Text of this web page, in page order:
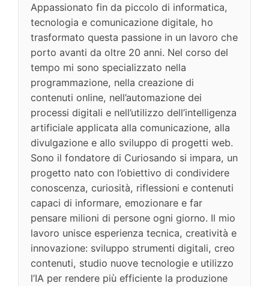
Appassionato fin da piccolo di informatica,
tecnologia e comunicazione digitale, ho
trasformato questa passione in un lavoro che
porto avanti da oltre 20 anni. Nel corso del
tempo mi sono specializzato nella
programmazione, nella creazione di
contenuti online, nell’automazione dei
processi digitali e nell’utilizzo dell’intelligenza
artificiale applicata alla comunicazione, alla
divulgazione e allo sviluppo di progetti web.
Sono il fondatore di Curiosando si impara, un
progetto nato con l’obiettivo di condividere
conoscenza, curiosità, riflessioni e contenuti
capaci di informare, emozionare e far
pensare milioni di persone ogni giorno. Il mio
lavoro unisce esperienza tecnica, creatività e
innovazione: sviluppo strumenti digitali, creo
contenuti, studio nuove tecnologie e utilizzo
l’IA per rendere più efficiente la produzione